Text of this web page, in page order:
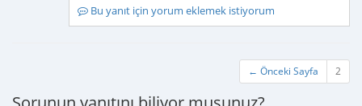
Bu yanıt için yorum eklemek istiyorum
← Önceki Sayfa 2